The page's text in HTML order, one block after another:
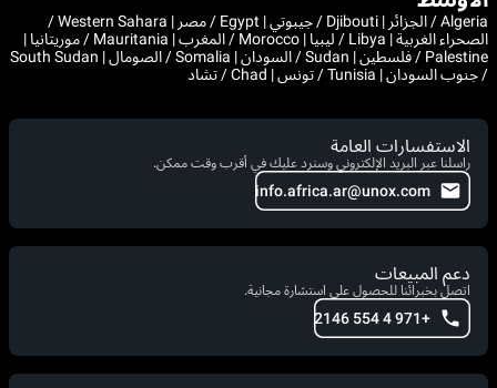
Algeria / الجزائر | Djibouti / جيبوتي | Egypt / مصر | Western Sahara /
الصحراء الغربية | Libya / ليبيا | Morocco / المغرب | Mauritania / موريتانيا |
Palestine / فلسطين | Sudan / السودان | Somalia / الصومال | South Sudan
/ جنوب السودان | Tunisia / تونس | Chad / تشاد
الاستفسارات العامة
راسلنا عبر البريد الإلكتروني وسنرد عليك في أقرب وقت ممكن.
info.africa.ar@unox.com
دعم المبيعات
اتصل بخبرائنا للحصول على استشارة مجانية.
+971 4 554 2146